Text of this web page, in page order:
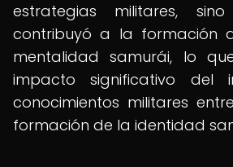
estrategias militares,
contribuyó a la formación
mentalidad samurái, lo
impacto significativo del
conocimientos militares
formación de la identidad